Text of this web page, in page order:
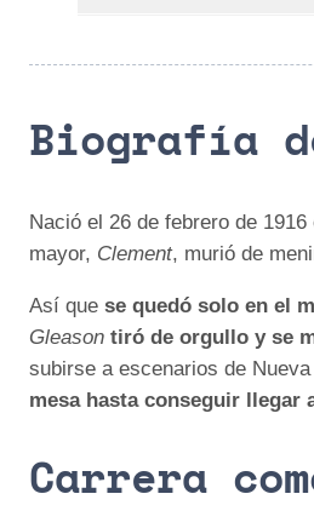
Biografía
Nació el 26 de febrero de 1916
mayor, Clement, murió de
Así que se quedó solo en el
Gleason tiró de orgullo y se
subirse a escenarios de
mesa hasta conseguir llegar
Carrera